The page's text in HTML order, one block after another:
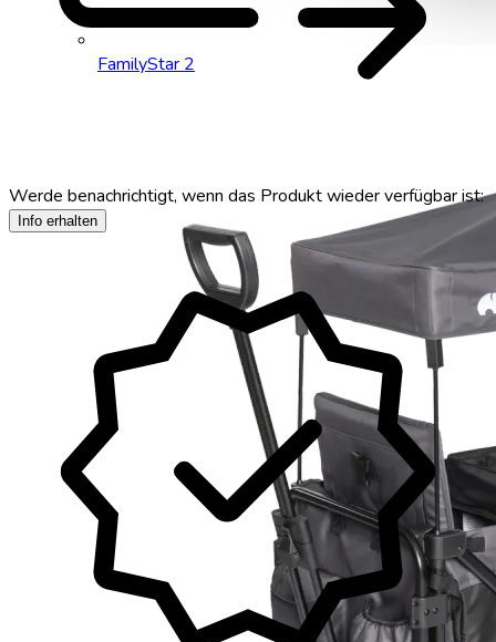
FamilyStar 2
Werde benachrichtigt, wenn das Produkt wieder verfügbar ist:
Info erhaltenverified